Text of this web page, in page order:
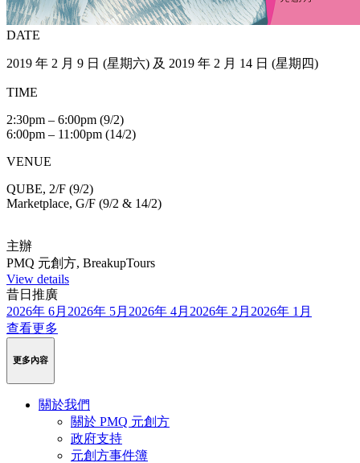
DATE
2019 年 2 月 9 日 (星期六) 及 2019 年 2 月 14 日 (星期四)
TIME
2:30pm – 6:00pm (9/2)
6:00pm – 11:00pm (14/2)
VENUE
QUBE, 2/F (9/2)
Marketplace, G/F (9/2 & 14/2)
主辦
PMQ 元創方, BreakupTours
View details
昔日推廣
2026年 6月 2026年 5月 2026年 4月 2026年 2月 2026年 1月
查看更多
更多內容
關於我們
關於 PMQ 元創方
政府支持
元創方事件簿